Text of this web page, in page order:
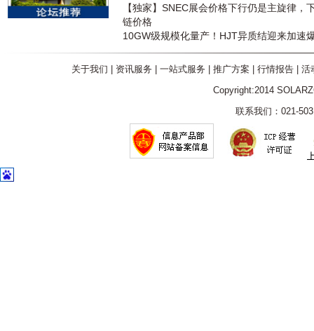
【独家】SNEC展会价格下行仍是主旋律，
链价格
10GW级规模化量产！HJT异质结迎来加速
关于我们 资讯服务 一站式服务 推广方案 行情报告| 活
Copyright:2014
联系我们：021-